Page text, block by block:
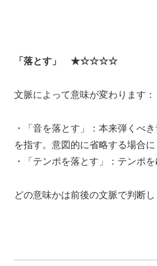
「落とす」 ★☆☆☆☆
文脈によって意味が変わります：
・「音を落とす」：本来弾くべ
を指す。意図的に省略する場合
・「テンポを落とす」：テンポ
どの意味かは前後の文脈で判断し